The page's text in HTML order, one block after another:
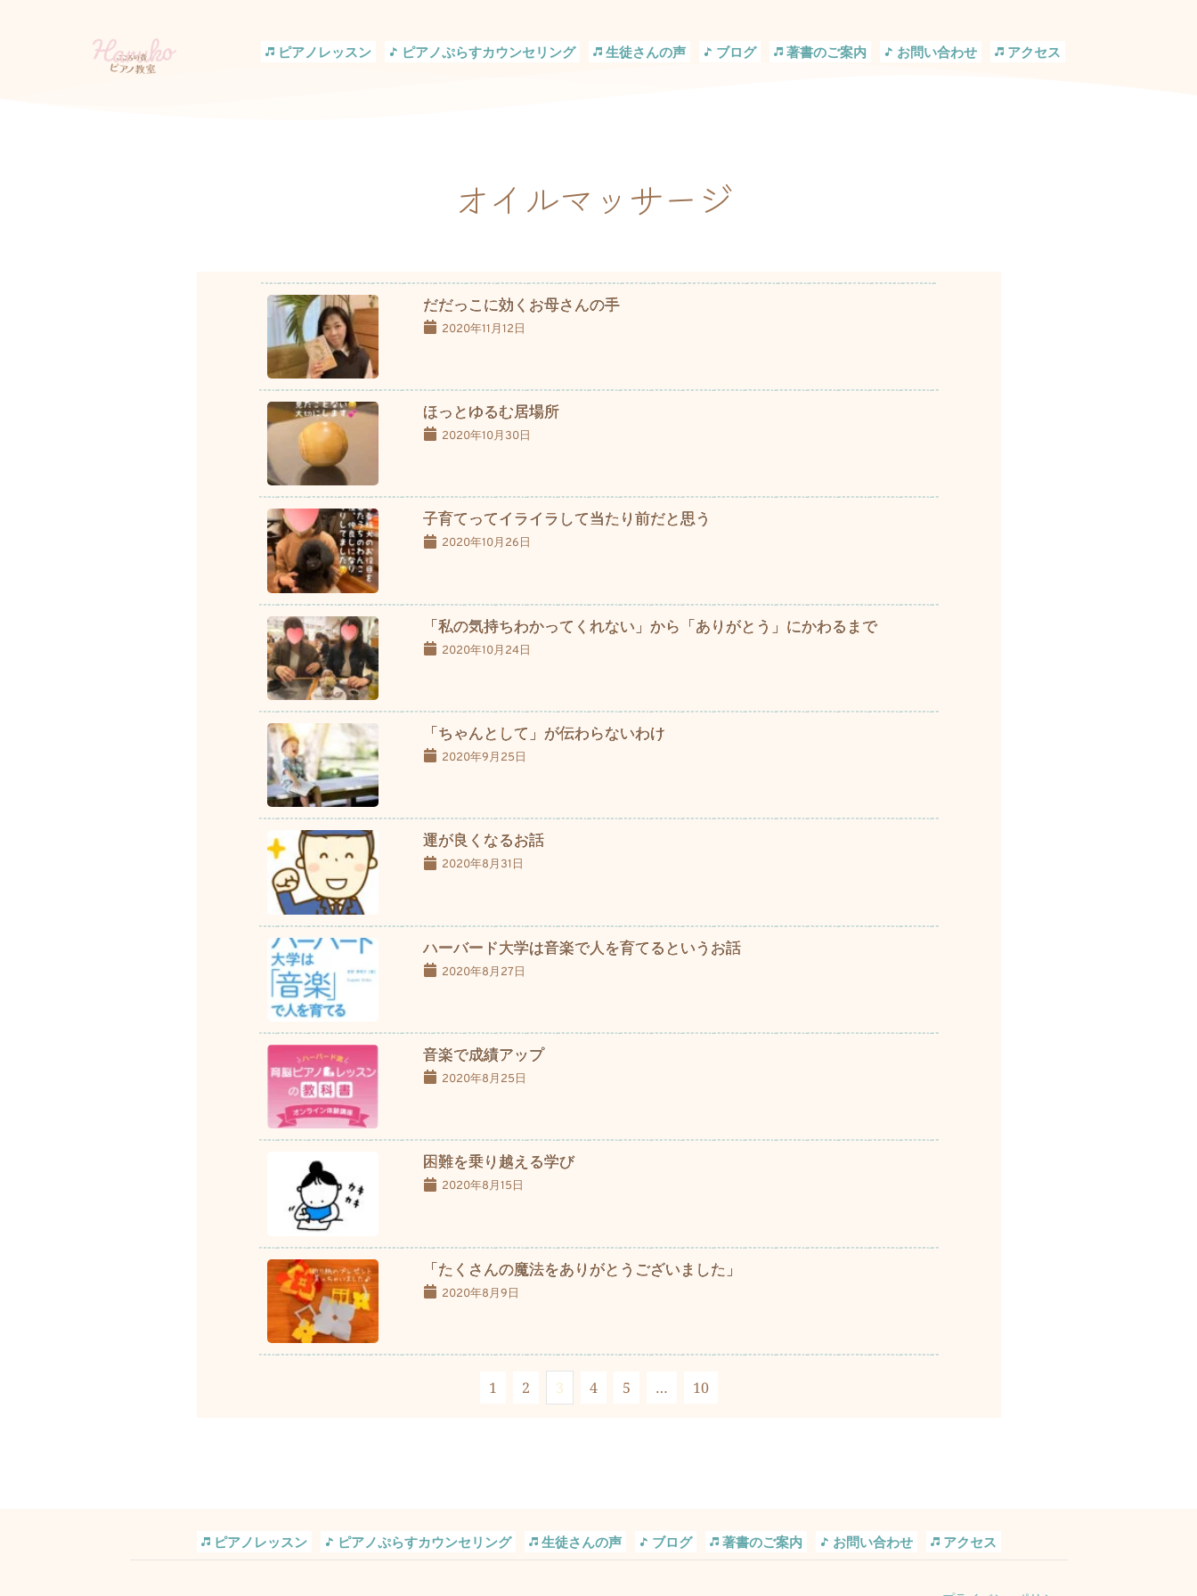
ピアノレッスン ピアノぷらすカウンセリング 生徒さんの声 ブログ 著書のご案内 お問い合わせ アクセス
オイルマッサージ
だだっこに効くお母さんの手
2020年11月12日
ほっとゆるむ居場所
2020年10月30日
子育てってイライラして当たり前だと思う
2020年10月26日
「私の気持ちわかってくれない」から「ありがとう」にかわるまで
2020年10月24日
「ちゃんとして」が伝わらないわけ
2020年9月25日
運が良くなるお話
2020年8月31日
ハーバード大学は音楽で人を育てるというお話
2020年8月27日
音楽で成績アップ
2020年8月25日
困難を乗り越える学び
2020年8月15日
「たくさんの魔法をありがとうございました」
2020年8月9日
1 2 3 4 5 … 10
ピアノレッスン ピアノぷらすカウンセリング 生徒さんの声 ブログ 著書のご案内 お問い合わせ アクセス